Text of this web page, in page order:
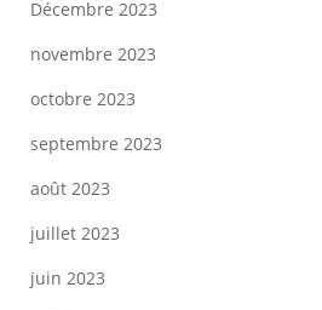
Décembre 2023
novembre 2023
octobre 2023
septembre 2023
août 2023
juillet 2023
juin 2023